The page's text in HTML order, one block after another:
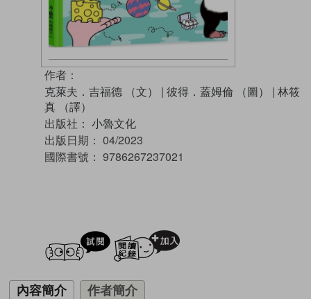
作者：
克萊夫．吉福德 （文）
| 彼得．蓋姆倫 （圖） | 林筱
真 （譯）
出版社： 小魯文化
出版日期： 04/2023
國際書號： 9786267237021
試閲
內容簡介 作者簡介